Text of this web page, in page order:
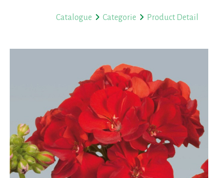
Catalogue Categorie Product Detail